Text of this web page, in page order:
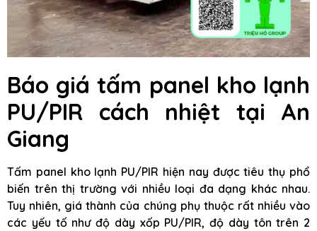
Báo giá tấm panel kho lạnh
PU/PIR cách nhiệt tại An
Giang
Tấm panel kho lạnh PU/PIR hiện nay được tiêu thụ phổ
biến trên thị trường với nhiều loại đa dạng khác nhau.
Tuy nhiên, giá thành của chúng phụ thuộc rất nhiều vào
các yếu tố như độ dày xốp PU/PIR, độ dày tôn trên 2